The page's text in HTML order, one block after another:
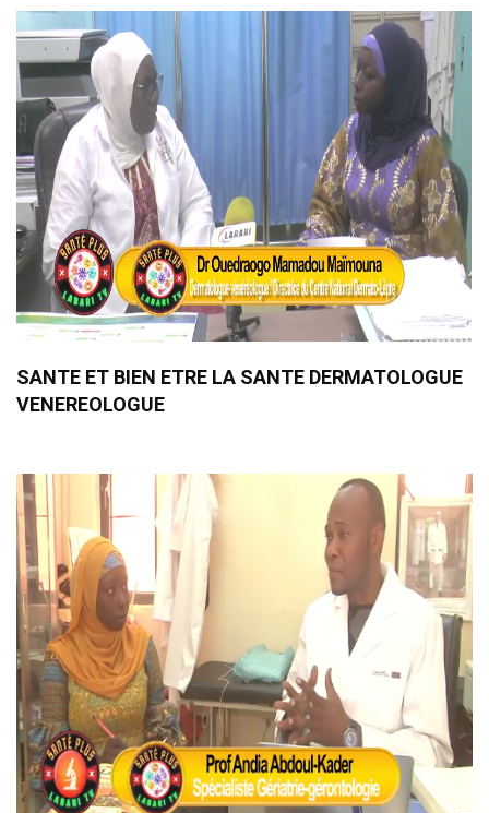
SANTE ET BIEN ETRE LA SANTE DERMATOLOGUE
VENEREOLOGUE